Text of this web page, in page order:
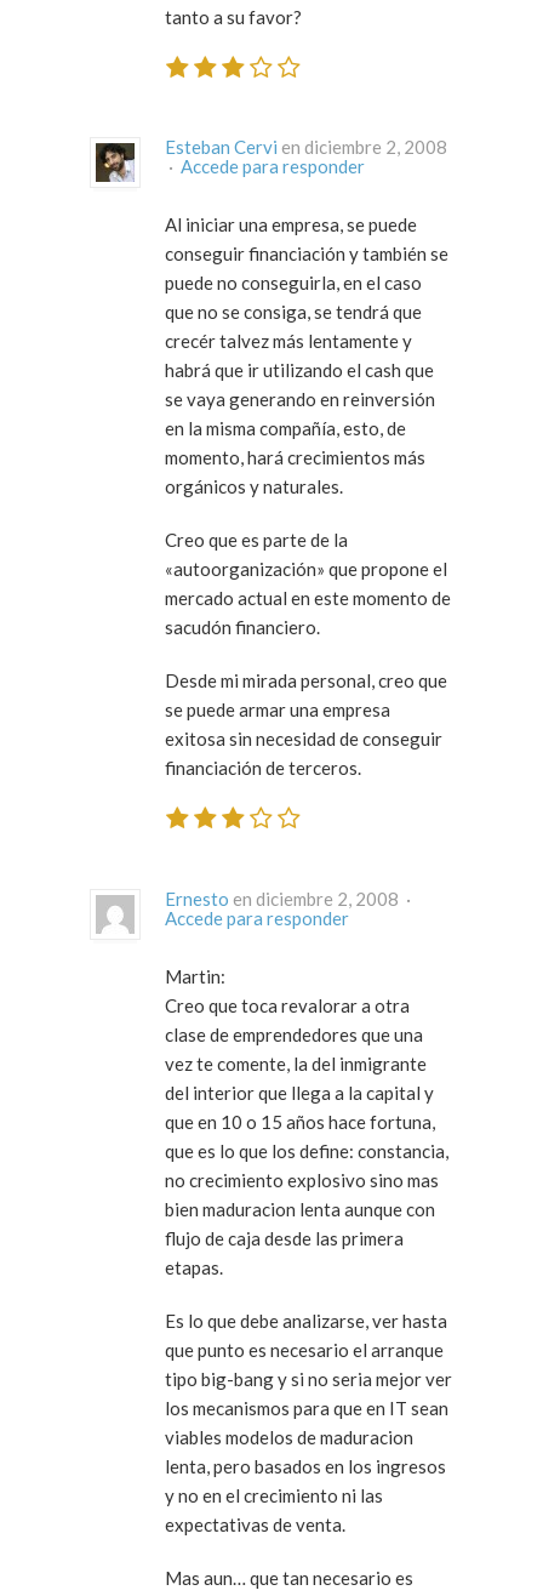
tanto a su favor?
Esteban Cervi en diciembre 2, 2008
· Accede para responder
Al iniciar una empresa, se puede
conseguir financiación y también se
puede no conseguirla, en el caso
que no se consiga, se tendrá que
crecér talvez más lentamente y
habrá que ir utilizando el cash que
se vaya generando en reinversión
en la misma compañía, esto, de
momento, hará crecimientos más
orgánicos y naturales.
Creo que es parte de la
«autoorganización» que propone el
mercado actual en este momento de
sacudón financiero.
Desde mi mirada personal, creo que
se puede armar una empresa
exitosa sin necesidad de conseguir
financiación de terceros.
Ernesto
en diciembre 2, 2008 ·
Accede para responder
Martin:
Creo que toca revalorar a otra
clase de emprendedores que una
vez te comente, la del inmigrante
del interior que llega a la capital y
que en 10 o 15 años hace fortuna,
que es lo que los define: constancia,
no crecimiento explosivo sino mas
bien maduracion lenta aunque con
flujo de caja desde las primera
etapas.
Es lo que debe analizarse, ver hasta
que punto es necesario el arranque
tipo big-bang y si no seria mejor ver
los mecanismos para que en IT sean
viables modelos de maduracion
lenta, pero basados en los ingresos
y no en el crecimiento ni las
expectativas de venta.
Mas aun… que tan necesario es